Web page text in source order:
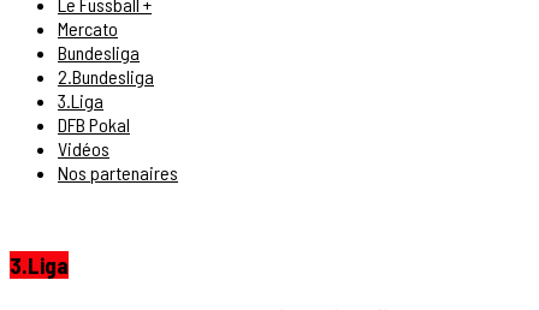
Mercato
Bundesliga
2.Bundesliga
3.Liga
DFB Pokal
Vidéos
Nos partenaires
3.Liga